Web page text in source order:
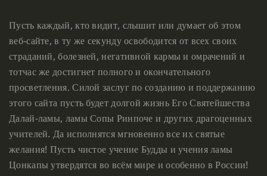
Пусть каждый, кто видит, слышит или думает об этом
веб-сайте, в ту же секунду освободится от всех своих
страданий, болезней, негативной кармы и омрачений и
тотчас же достигнет полного и окончательного
просветления. Силой заслуг по созданию и поддержанию
этого сайта пусть будет долгой жизнь Его Святейшества
Далай-ламы, ламы Сопы Ринпоче и других драгоценных
учителей. Да исполнятся мгновенно все их святые
желания! Пусть чистое учение Будды и учения ламы
Цонкапы утвердятся во всём мире и особенно в России!